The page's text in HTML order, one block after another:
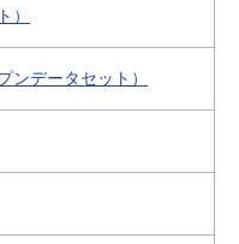
）
ンデータセット）